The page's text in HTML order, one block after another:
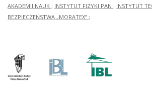
AKADEMII NAUK ; INSTYTUT FIZYKI PAN ; INSTYTUT
BEZPIECZEŃSTWA „MORATEX” ;